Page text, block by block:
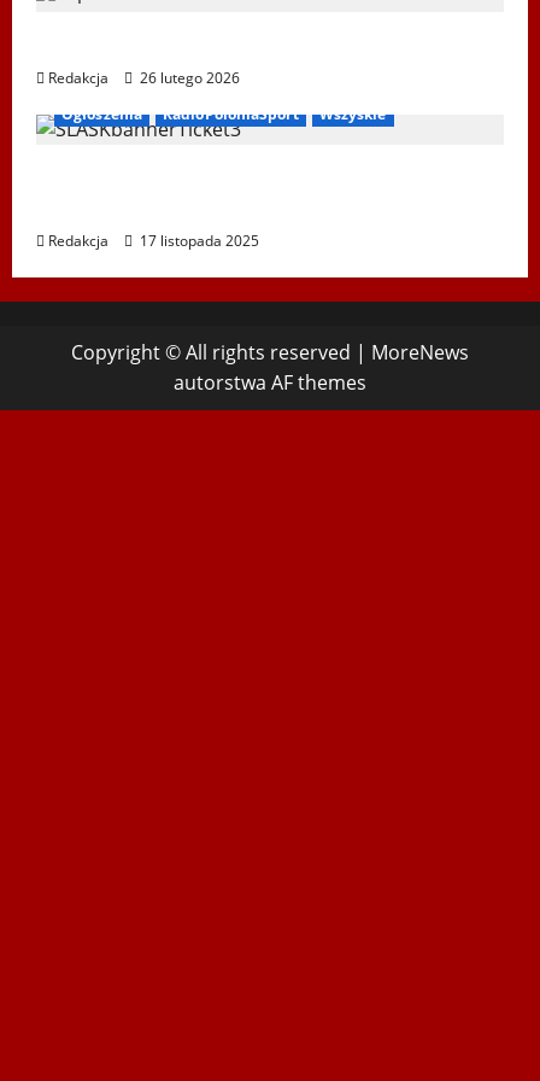
Redakcja
26 lutego 2026
Ogłoszenia
RadioPoloniaSport Wszyskie
Redakcja 17 listopada 2025
Copyright © All rights reserved | MoreNews
autorstwa AF themes